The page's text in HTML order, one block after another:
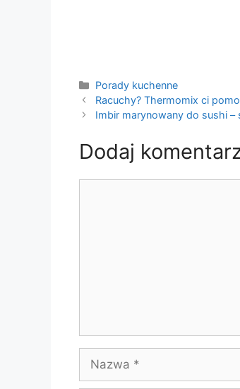
Kategorie
Porady kuchenne
Racuchy? Thermomix ci
Imbir marynowany do sushi
Dodaj
Nazwa